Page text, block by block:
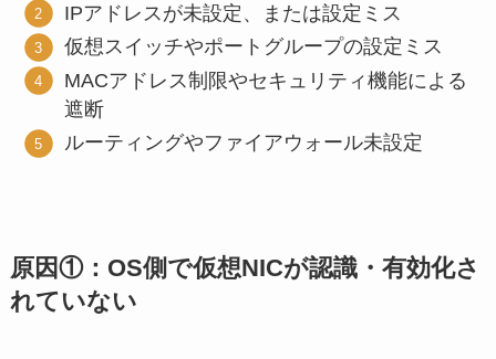
IPアドレスが未設定、または設定ミス
仮想スイッチやポートグループの設定ミス
MACアドレス制限やセキュリティ機能による
遮断
ルーティングやファイアウォール未設定
原因①：OS側で仮想NICが認識・有効化さ
れていない